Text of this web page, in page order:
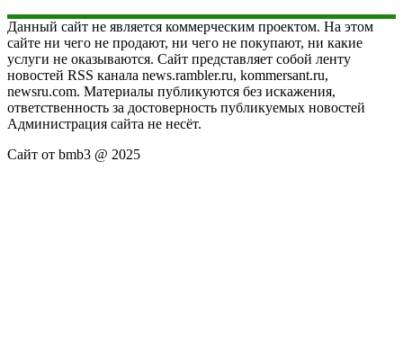
Данный сайт не является коммерческим проектом. На этом
сайте ни чего не продают, ни чего не покупают, ни какие
услуги не оказываются. Сайт представляет собой ленту
новостей RSS канала news.rambler.ru, kommersant.ru,
newsru.com. Материалы публикуются без искажения,
ответственность за достоверность публикуемых новостей
Администрация сайта не несёт.
Сайт от bmb3 @ 2025